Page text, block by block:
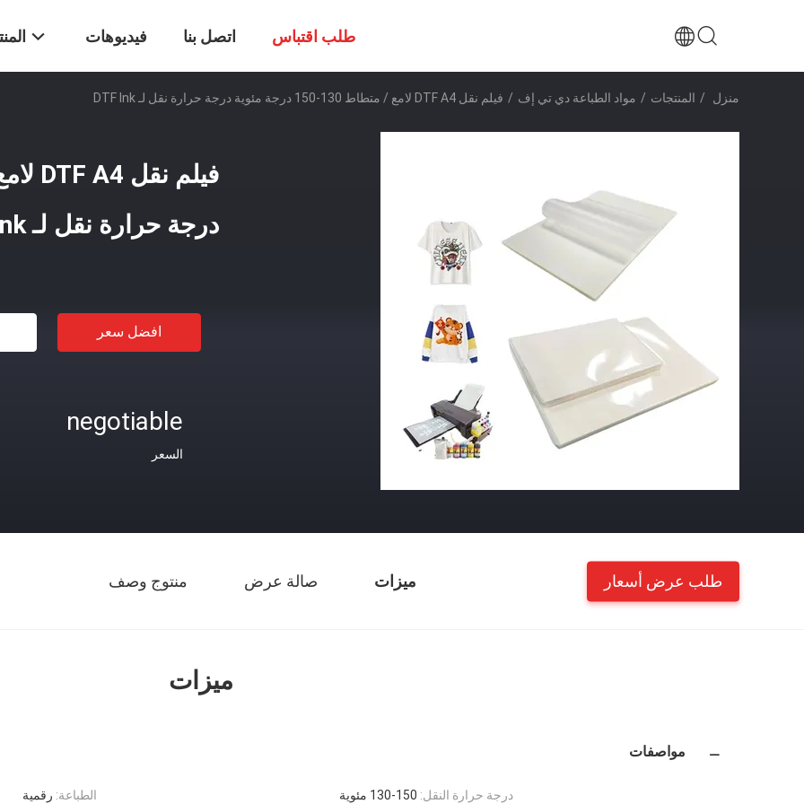
فيديوهات اتصل بنا طلب اقتباس
منزل / المنتجات / مواد الطباعة دي تي إف / فيلم نقل DTF A4 لامع / متطاط 130-150 درجة مئوية درجة حرارة نقل لـ DTF Ink
درجة حرارة نقل لـ DTF Ink
افضل سعر
negotiable
السعر
ميزات صالة عرض منتوج وصف طلب عرض أسعار
ميزات
مواصفات
الطباعة: رقمية درجة حرارة النقل: 130-150 مئوية